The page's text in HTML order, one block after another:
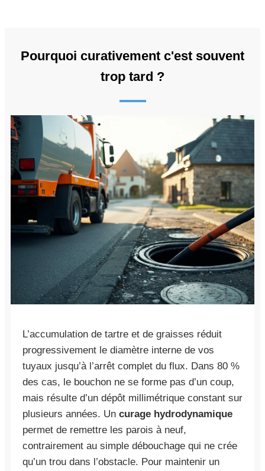
Pourquoi curativement c'est souvent
trop tard ?
L’accumulation de tartre et de graisses réduit
progressivement le diamètre interne de vos
tuyaux jusqu’à l’arrêt complet du flux. Dans 80 %
des cas, le bouchon ne se forme pas d’un coup,
mais résulte d’un dépôt millimétrique constant sur
plusieurs années. Un curage hydrodynamique
permet de remettre les parois à neuf,
contrairement au simple débouchage qui ne crée
qu’un trou dans l’obstacle. Pour maintenir un